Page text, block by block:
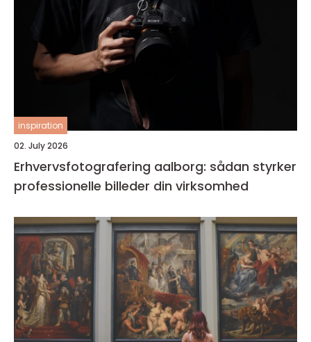
inspiration
02. July 2026
Erhvervsfotografering aalborg: sådan styrker
professionelle billeder din virksomhed